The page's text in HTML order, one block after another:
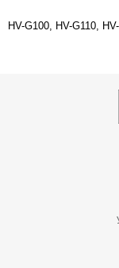
HV-G100, HV-G110,